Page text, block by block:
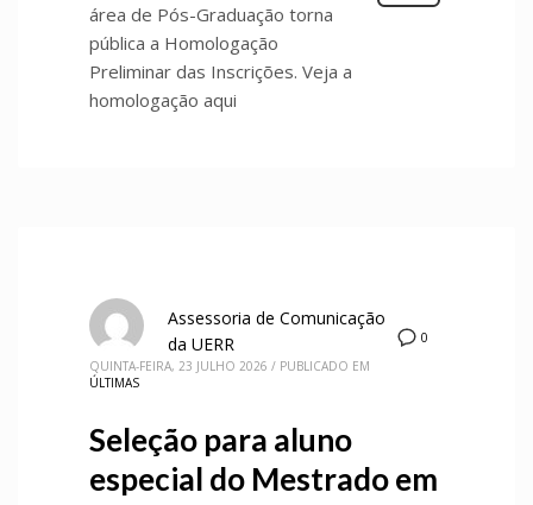
área de Pós-Graduação torna
pública a Homologação
Preliminar das Inscrições. Veja a
homologação aqui
0
Assessoria de Comunicação
da UERR
QUINTA-FEIRA, 23 JULHO 2026 / PUBLICADO EM
ÚLTIMAS
Seleção para aluno
especial do Mestrado em